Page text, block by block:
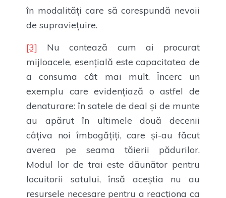
în modalități care să corespundă nevoii
de supraviețuire.
[3] Nu contează cum ai procurat
mijloacele, esențială este capacitatea de
a consuma cât mai mult. Încerc un
exemplu care evidențiază o astfel de
denaturare: în satele de deal și de munte
au apărut în ultimele două decenii
câțiva noi îmbogățiți, care și-au făcut
averea pe seama tăierii pădurilor.
Modul lor de trai este dăunător pentru
locuitorii satului, însă aceștia nu au
resursele necesare pentru a reacționa ca